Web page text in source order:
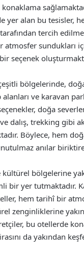
yer alan bu tesisler,
tercih
atmosfer sundukları
seçenek
çeşitli bölgelerinde,
ve karavan
doğa
dalış, trekking gibi
Böylece, hem
anılar
kültürel bölgelerine
bir yer tutmaktadır.
hem tarihî bir
zenginliklerine
bu otellerde
da yakından